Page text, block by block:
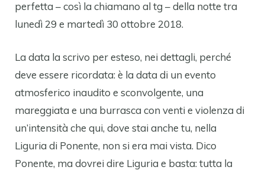
perfetta – così la chiamano al tg – della notte tra
lunedì 29 e martedì 30 ottobre 2018.
La data la scrivo per esteso, nei dettagli, perché
deve essere ricordata: è la data di un evento
atmosferico inaudito e sconvolgente, una
mareggiata e una burrasca con venti e violenza di
un’intensità che qui, dove stai anche tu, nella
Liguria di Ponente, non si era mai vista. Dico
Ponente, ma dovrei dire Liguria e basta: tutta la